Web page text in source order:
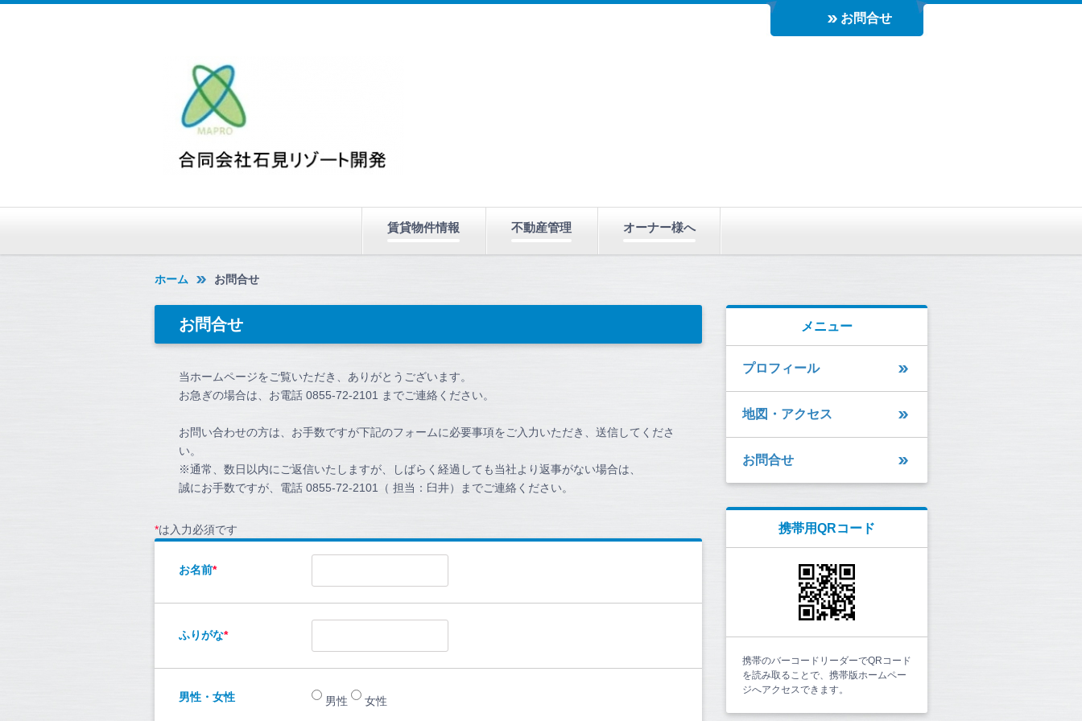
お問合せ
賃貸物件情報 不動産管理 オーナー様へ
ホーム お問合せ
お問合せ
当ホームページをご覧いただき、ありがとうございます。
お急ぎの場合は、お電話 0855-72-2101 までご連絡ください。
お問い合わせの方は、お手数ですが下記のフォームに必要事項をご入力いただき、送信してくださ
い。
※通常、数日以内にご返信いたしますが、しばらく経過しても当社より返事がない場合は、
誠にお手数ですが、電話 0855-72-2101（ 担当：臼井）までご連絡ください。
*は入力必須です
お名前*
ふりがな*
男性・女性 男性 女性
メニュー
プロフィール
地図・アクセス
お問合せ
携帯用QRコード
携帯のバーコードリーダーでQRコード
を読み取ることで、携帯版ホームペー
ジへアクセスできます。